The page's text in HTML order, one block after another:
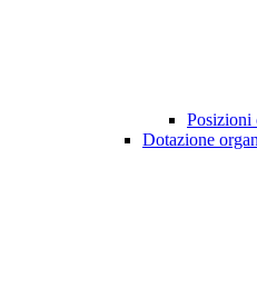
Posizioni
Dotazione